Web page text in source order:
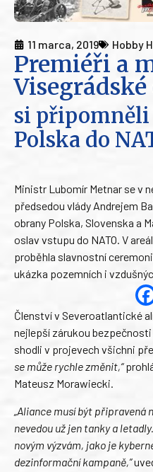
11 marca, 2019 Hobby
Premiéři a
si
Polska do
Ministr Lubomír Metnar se v
předsedou vlády Andrejem
obrany Polska, Slovenska a
oslav vstupu do NATO. V
proběhla slavnostní
ukázka pozemních i
Členství v Severoatlantické
nejlepší zárukou
shodli v projevech všichni
se může rychle změnit,“
Mateusz Morawiecki.
„Aliance musí být připravená
nevedou už jen tanky a
novým výzvám, jako je
dezinformační kampaně,”